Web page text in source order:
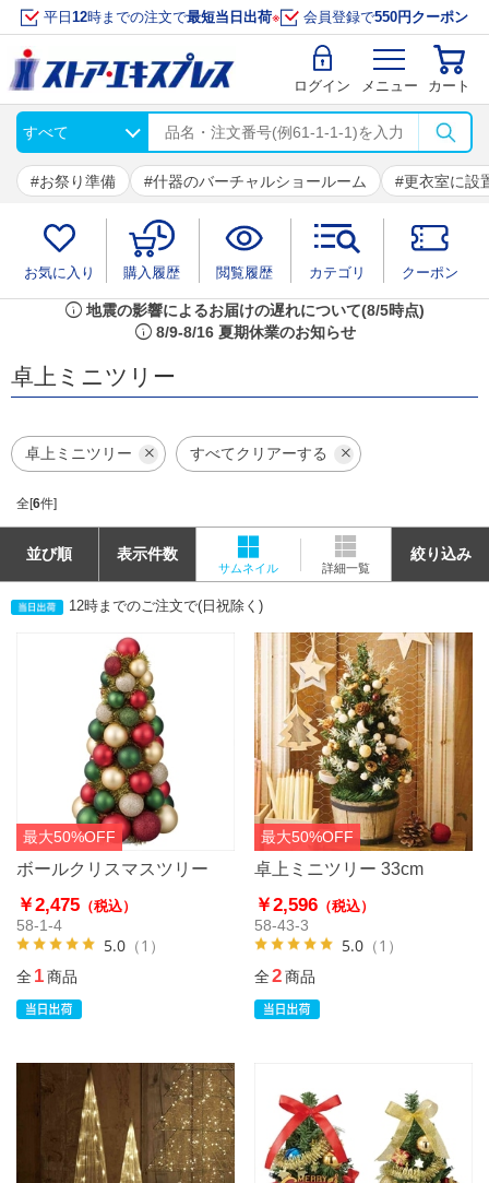
平日 12時までの注文で最短当日出荷※ 会員登録で550円クーポン
ログイン メニュー カート
お祭り準備 什器のバーチャルショールーム 更衣室に設
お気に入り 購入履歴 閲覧履歴 カテゴリ クーポン
info 地震の影響によるお届けの遅れについて(8/5時点)
info 8/9-8/16 夏期休業のお知らせ
卓上ミニツリー
卓上ミニツリー すべてクリアーする
全[6件]
並び順 表示件数
サムネイル 詳細一覧
絞り込み
12時までのご注文で(日祝除く)
最大50%OFF
ボールクリスマスツリー
￥2,475 （税込）
58-1-4
5.0 （1）
全1商品
最大50%OFF
卓上ミニツリー 33cm
￥2,596（税込）
58-43-3
5.0（1）
全2商品